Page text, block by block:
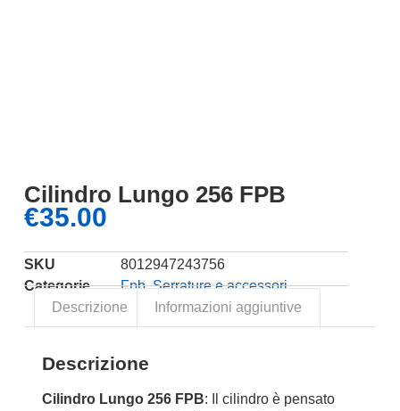
Cilindro Lungo 256 FPB
€35.00
SKU
8012947243756
Categorie
Fpb,Serrature e accessori
Descrizione
Informazioni aggiuntive
Descrizione
Cilindro Lungo 256 FPB: Il cilindro è pensato